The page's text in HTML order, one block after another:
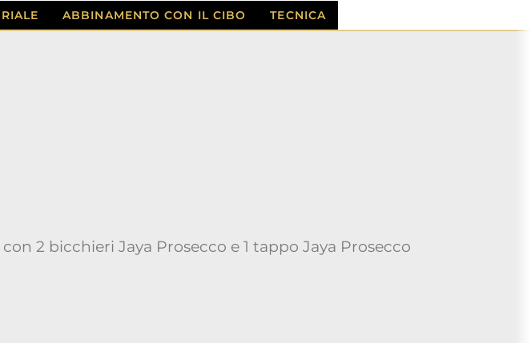
ABBINAMENTO CON IL CIBO TECNICA
2 bicchieri Jaya Prosecco e 1 tappo Jaya Prosecco